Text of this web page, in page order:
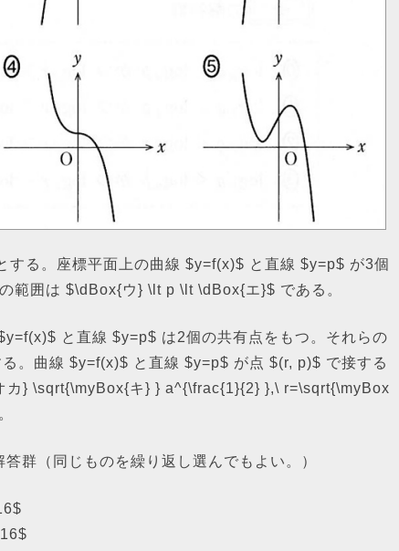
る。座標平面上の曲線 $y=f(x)$ と直線 $y=p$ が3個
範囲は $\dBox{ウ} \lt p \lt \dBox{エ}$ である。
と直線 $y=p$ は2個の共有点をもつ。それらの
。曲線 $y=f(x)$ と直線 $y=p$ が点 $(r, p)$ で接する
カ} \sqrt{\myBox{キ} } a^{\frac{1}{2} },\ r=\sqrt{\myBox
群（同じものを繰り返し選んでもよい。）